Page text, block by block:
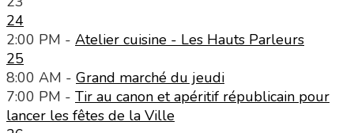
24
2:00 PM - Atelier cuisine - Les Hauts Parleurs
25
8:00 AM - Grand marché du jeudi
7:00 PM - Tir au canon et apéritif républicain pour
lancer les fêtes de la Ville